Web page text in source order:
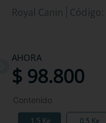
Royal Canin Código:
AHORA
$ 98.800
Contenido